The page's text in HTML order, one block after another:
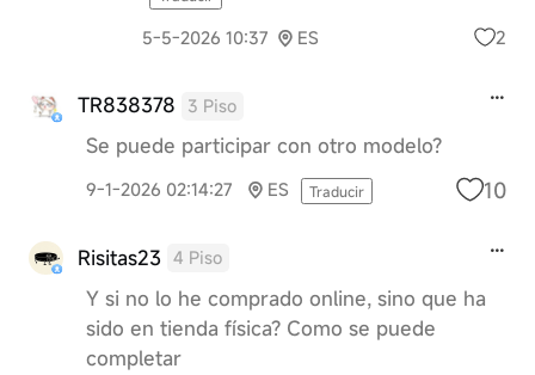
5-5-2026 10:37 ES 2
TR838378 3 Piso
Se puede participar con otro modelo?
9-1-2026 02:14:27 ES Traducir 10
Risitas23 4 Piso
Y si no lo he comprado online, sino que ha
sido en tienda física? Como se puede
completar